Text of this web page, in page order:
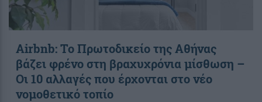
Airbnb: Το Πρωτοδικείο της Αθήνας
βάζει φρένο στη βραχυχρόνια μίσθωση –
Οι 10 αλλαγές που έρχονται στο νέο
νομοθετικό τοπίο